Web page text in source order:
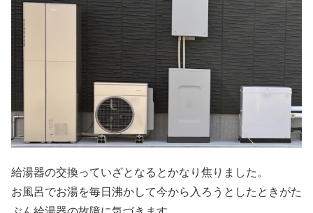
給湯器の交換っていざとなるとかなり焦りました。
お風呂でお湯を毎日沸かして今から入ろうとしたときがた